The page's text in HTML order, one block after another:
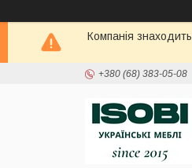
Компанія
+380 (68) 383-05-08